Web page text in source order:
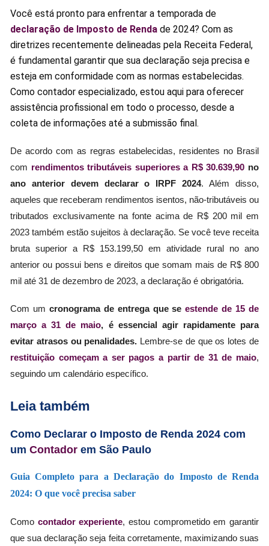
Você está pronto para enfrentar a temporada de
declaração de Imposto de Rendade 2024? Com as
diretrizes recentemente delineadas pela Receita Federal,
é fundamental garantir que sua declaração seja precisa e
esteja em conformidade com as normas estabelecidas.
Como contador especializado, estou aqui para oferecer
assistência profissional em todo o processo, desde a
coleta de informações até a submissão final.
De acordo com as regras estabelecidas, residentes no Brasil
com rendimentos tributáveis superiores a R$ 30.639,90 no
ano anterior devem declarar o IRPF 2024. Além disso,
aqueles que receberam rendimentos isentos, não-tributáveis ou
tributados exclusivamente na fonte acima de R$ 200 mil em
2023 também estão sujeitos à declaração. Se você teve receita
bruta superior a R$ 153.199,50 em atividade rural no ano
anterior ou possui bens e direitos que somam mais de R$ 800
mil até 31 de dezembro de 2023, a declaração é obrigatória.
Com um cronograma de entrega que seestende de 15 de
março a 31 de maio, é essencial agir rapidamente para
evitar atrasos ou penalidades. Lembre-se de que os lotes de
restituição começam a ser pagos a partir de 31 de maio,
seguindo um calendário específico.
Leia também
Como Declarar o Imposto de Renda 2024 com
um Contadorem São Paulo
Guia Completo para a Declaração do Imposto de Renda
2024: O que você precisa saber
Como contador experiente, estou comprometido em garantir
que sua declaração seja feita corretamente, maximizando suas